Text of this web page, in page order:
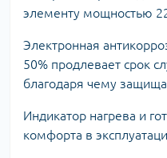
элементу мощностью
Электронная
50% продлевает срок
благодаря чему
Индикатор нагрева и
комфорта в